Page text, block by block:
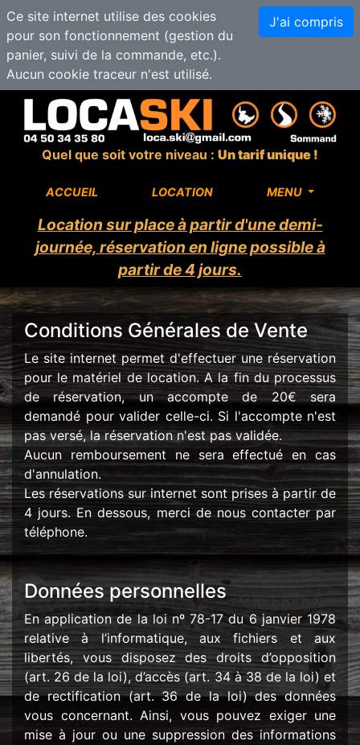
Ce site internet utilise des cookies
pour son fonctionnement (gestion du
panier, suivi de la commande, etc.).
Aucun cookie traceur n'est utilisé.
J'ai compris
Quel que soit votre niveau : Un tarif unique !
ACCUEIL LOCATION MENU
Location sur place à partir d'une demi-
journée, réservation en ligne possible à
partir de 4 jours.
Conditions Générales de Vente
Le site internet permet d'effectuer une réservation
pour le matériel de location. A la fin du processus
de réservation, un accompte de 20€ sera
demandé pour valider celle-ci. Si l'accompte n'est
pas versé, la réservation n'est pas validée.
Aucun remboursement ne sera effectué en cas
d'annulation.
Les réservations sur internet sont prises à partir de
4 jours. En dessous, merci de nous contacter par
téléphone.
Données personnelles
En application de la loi nº 78-17 du 6 janvier 1978
relative à l’informatique, aux fichiers et aux
libertés, vous disposez des droits d’opposition
(art. 26 de la loi), d’accès (art. 34 à 38 de la loi) et
de rectification (art. 36 de la loi) des données
vous concernant. Ainsi, vous pouvez exiger une
mise à jour ou une suppression des informations